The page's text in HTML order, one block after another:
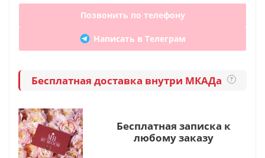
Позвонить по телефону
Написать в Телеграм
Бесплатная доставка внутри МКАДа ?
Бесплатная записка к
любому заказу